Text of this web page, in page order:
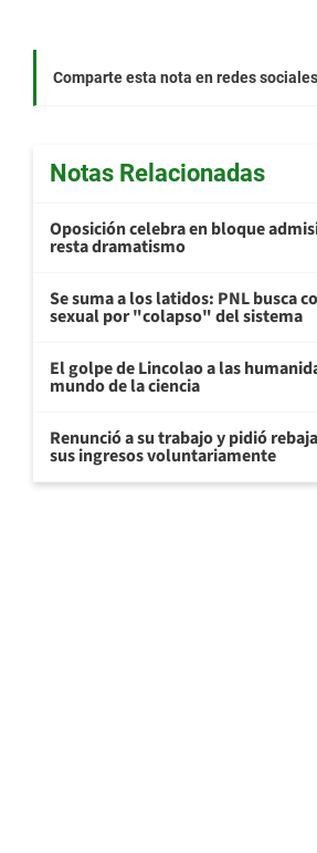
Comparte esta nota en redes
Notas Relacionadas
Oposición celebra en bloque
resta dramatismo
Se suma a los latidos: PNL busca
sexual por "colapso" del sistema
El golpe de Lincolao a las
mundo de la ciencia
Renunció a su trabajo y pidió
sus ingresos voluntariamente